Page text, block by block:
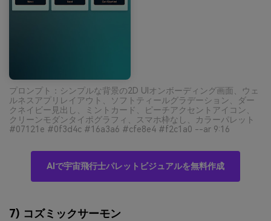
プロンプト：シンプルな背景の2D UIオンボーディング画面、ウェ
ルネスアプリレイアウト、ソフトティールグラデーション、ダー
クネイビー見出し、ミントカード、ピーチアクセントアイコン、
クリーンモダンタイポグラフィ、スマホ枠なし、カラーパレット
#07121e #0f3d4c #16a3a6 #cfe8e4 #f2c1a0 --ar 9:16
AIで宇宙飛行士パレットビジュアルを無料作成
7) コズミックサーモン